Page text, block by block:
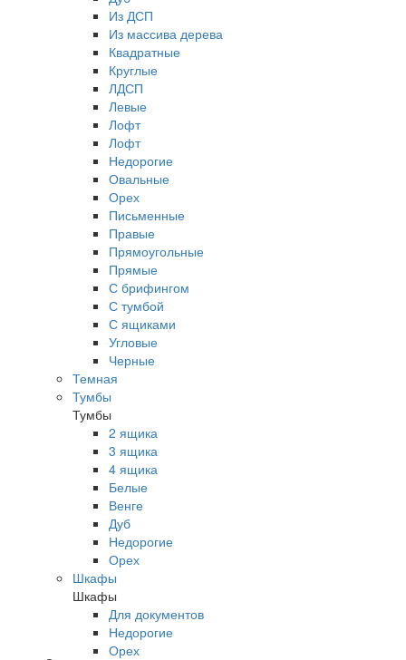
Из ДСП
Из массива дерева
Квадратные
Круглые
ЛДСП
Левые
Лофт
Лофт
Недорогие
Овальные
Орех
Письменные
Правые
Прямоугольные
Прямые
С брифингом
С тумбой
С ящиками
Угловые
Черные
Темная
Тумбы
Тумбы
2 ящика
3 ящика
4 ящика
Белые
Венге
Дуб
Недорогие
Орех
Шкафы
Шкафы
Для документов
Недорогие
Орех